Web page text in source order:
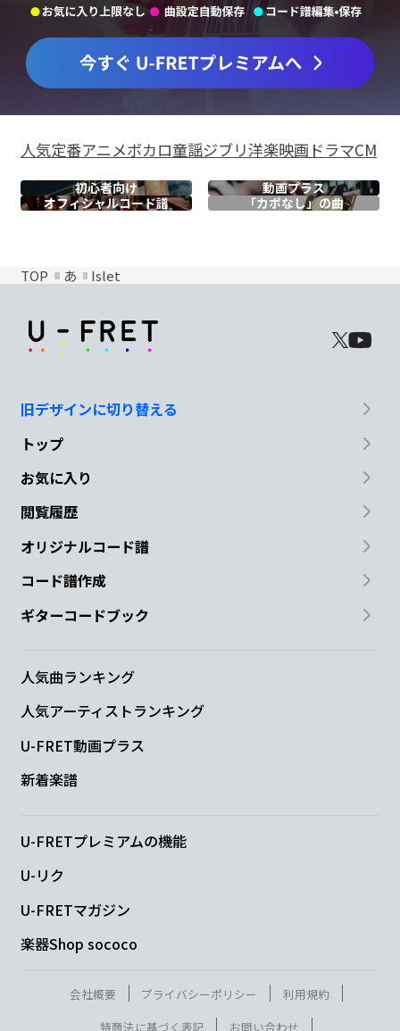
人気定番アニメボカロ童謡ジブリ洋楽映画ドラマCM
初心者向け
動画プラス
オフィシャルコード譜 「カポなし」の曲
TOP あ Islet
旧デザインに切り替える
トップ
お気に入り
閲覧履歴
オリジナルコード譜
コード譜作成
ギターコードブック
人気曲ランキング
人気アーティストランキング
U-FRET動画プラス
新着楽譜
U-FRETプレミアムの機能
U-リク
U-FRETマガジン
楽器Shop sococo
会社概要 プライバシーポリシー
利用規約
特商法に基づく表記
お問い合わせ